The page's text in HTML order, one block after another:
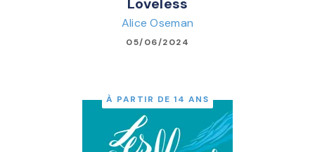
Alice Oseman
05/06/2024
À PARTIR DE 14 ANS